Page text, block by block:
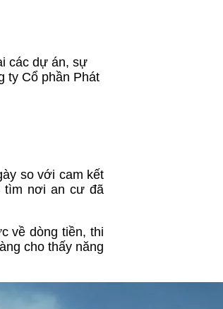
các dự án, sự
ty Cổ phần Phát
so với cam kết
tìm nơi an cư đã
về dòng tiền, thi
cho thấy năng